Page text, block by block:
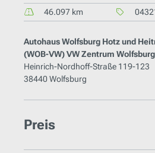
46.097 km
Autohaus Wolfsburg Hotz und
(WOB-VW) VW Zentrum
Heinrich-Nordhoff-Straße 119-123
38440 Wolfsburg
Preis